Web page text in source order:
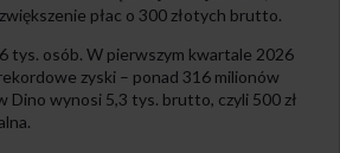
płac o 300 złotych brutto.
tys. osób. W pierwszym kwartale 2026
zyski – ponad 316 milionów
Dino wynosi 5,3 tys. brutto, czyli 500 zł